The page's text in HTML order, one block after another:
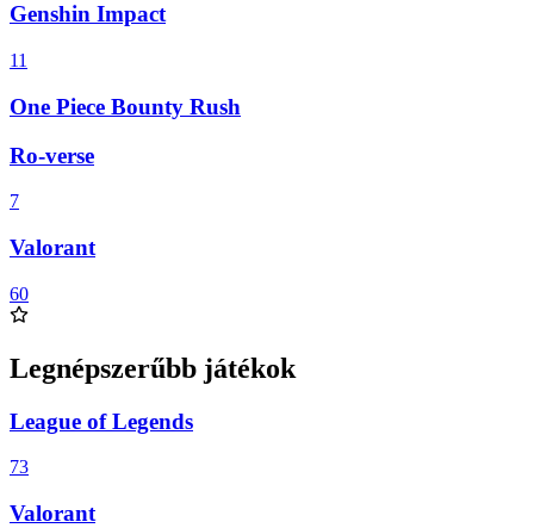
Genshin Impact
11
One Piece Bounty Rush
Ro-verse
7
Valorant
60
Legnépszerűbb játékok
League of Legends
73
Valorant